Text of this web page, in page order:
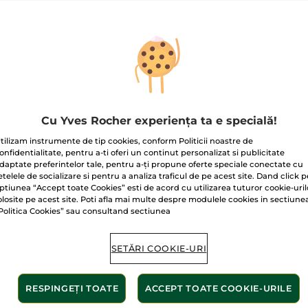
tratament
mătreții cu
Piperată Bio
300 ml
(1086)
ADĂUGAȚI ÎN
COȘ
Șampon fortifiant
împotriva căderii
părului cu Lupin Alb
300 ml
44.90 Lei
COȘ
200 ml
Cu Yves Rocher experiența ta e specială!
instrumente de tip cookies, conform Politicii noastre de
pentru a-ti oferi un continut personalizat si publicitate
preferintelor tale, pentru a-ți propune oferte speciale conectate cu
de socializare si pentru a analiza traficul de pe acest site. Dand click
“Accept toate Cookies” esti de acord cu utilizarea tuturor cookie-
pe acest site. Poti afla mai multe despre modulele cookies in
Cookies” sau consultand sectiunea
SETĂRI COOKIE-URI
RESPINGEȚI TOATE ACCEPT TOATE COOKIE-URILE